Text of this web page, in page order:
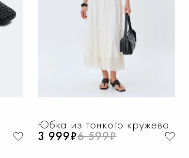
Юбка из тонкого кружева
3 999₽6 599₽